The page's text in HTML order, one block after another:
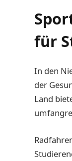
für
In den
der
Land